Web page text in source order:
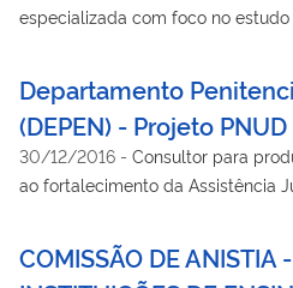
especializada com foco no
Departamento
(DEPEN) - Projeto
30/12/2016 - Consultor para
ao fortalecimento da Assistência
COMISSÃO DE ANISTIA